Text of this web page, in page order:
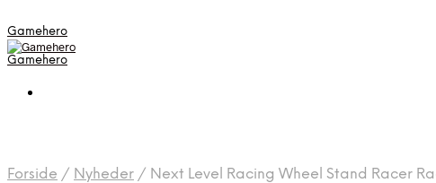
Gamehero
Gamehero
Forside / Nyheder / Next Level Racing Wheel Stand Racer